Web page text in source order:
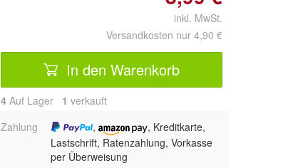
inkl. MwSt.
Versandkosten nur 4,90 €
In den Warenkorb
4 Auf Lager 1 verkauft
Zahlung
,
, Kreditkarte,
Lastschrift, Ratenzahlung, Vorkasse
per Überweisung